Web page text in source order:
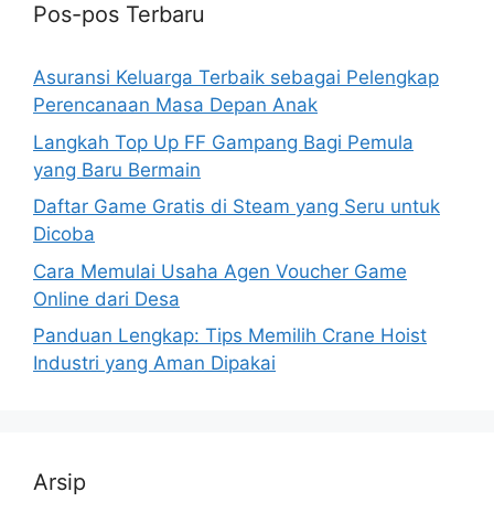
Pos-pos Terbaru
Asuransi Keluarga Terbaik sebagai Pelengkap
Perencanaan Masa Depan Anak
Langkah Top Up FF Gampang Bagi Pemula
yang Baru Bermain
Daftar Game Gratis di Steam yang Seru untuk
Dicoba
Cara Memulai Usaha Agen Voucher Game
Online dari Desa
Panduan Lengkap: Tips Memilih Crane Hoist
Industri yang Aman Dipakai
Arsip